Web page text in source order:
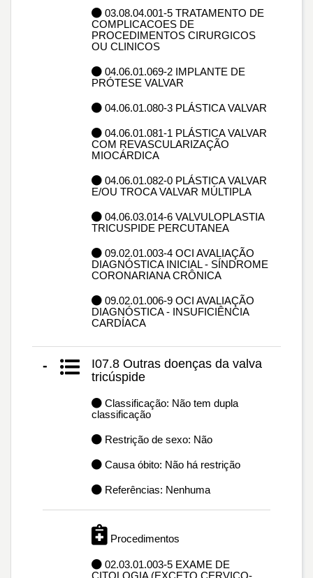
03.08.04.001-5 TRATAMENTO DE
COMPLICACOES DE
PROCEDIMENTOS CIRURGICOS
OU CLINICOS
04.06.01.069-2 IMPLANTE DE
PRÓTESE VALVAR
04.06.01.080-3 PLÁSTICA VALVAR
04.06.01.081-1 PLÁSTICA VALVAR
COM REVASCULARIZAÇÃO
MIOCÁRDICA
04.06.01.082-0 PLÁSTICA VALVAR
E/OU TROCA VALVAR MÚLTIPLA
04.06.03.014-6 VALVULOPLASTIA
TRICUSPIDE PERCUTANEA
09.02.01.003-4 OCI AVALIAÇÃO
DIAGNÓSTICA INICIAL - SÍNDROME
CORONARIANA CRÔNICA
09.02.01.006-9 OCI AVALIAÇÃO
DIAGNÓSTICA - INSUFICIÊNCIA
CARDÍACA
-
I07.8 Outras doenças da valva
tricúspide
Classificação: Não tem dupla
classificação
Restrição de sexo: Não
Causa óbito: Não há restrição
Referências: Nenhuma
Procedimentos
02.03.01.003-5 EXAME DE
CITOLOGIA (EXCETO CERVICO-